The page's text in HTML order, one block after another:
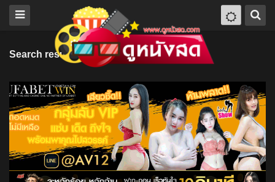
Search results for "Shanti Roney"